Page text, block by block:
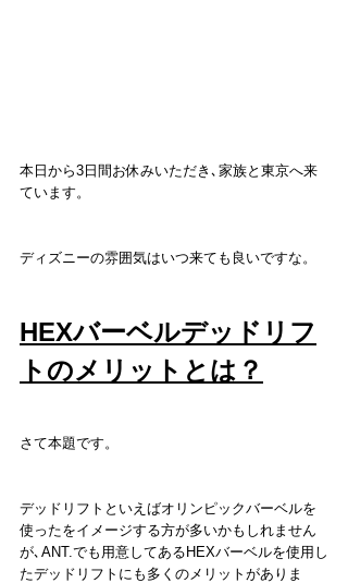
本日から3日間お休みいただき､家族と東京へ来
ています。
ディズニーの雰囲気はいつ来ても良いですな。
HEXバーベルデッドリフ
トのメリットとは？
さて本題です。
デッドリフトといえばオリンピックバーベルを
使ったをイメージする方が多いかもしれません
が､ANT.でも用意してあるHEXバーベルを使用し
たデッドリフトにも多くのメリットがありま